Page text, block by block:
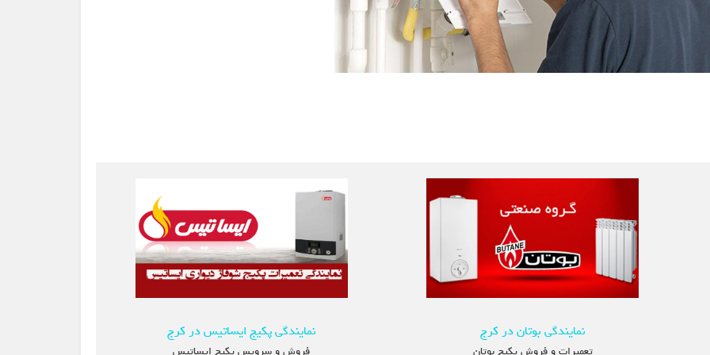
نمایندگی بوتان در کرج
تعمیرات و فروش پکیج بوتان
نمایندگی پکیج ایساتیس در کرج
فروش و سرویس پکیج ایساتیس